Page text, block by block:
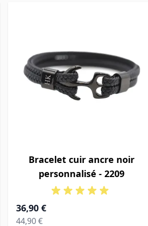
Bracelet cuir ancre noir
personnalisé - 2209
À partir de
36,90 €
Prix normal
44,90 €